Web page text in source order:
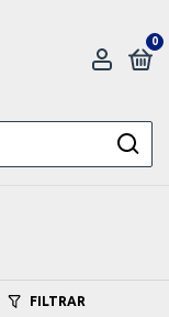
0
FILTRAR